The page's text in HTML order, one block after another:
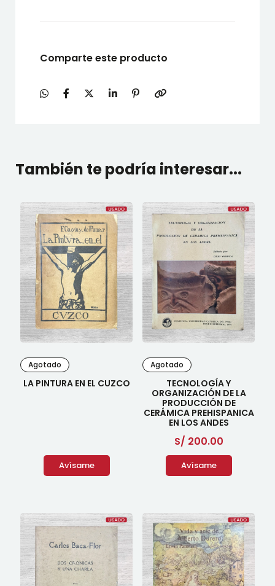
Comparte este producto
También te podría interesar...
Agotado
LA PINTURA EN EL CUZCO
Avísame
Agotado
TECNOLOGÍA Y
ORGANIZACIÓN DE LA
PRODUCCIÓN DE
CERÁMICA PREHISPANICA
EN LOS ANDES
S/ 200.00
Avísame